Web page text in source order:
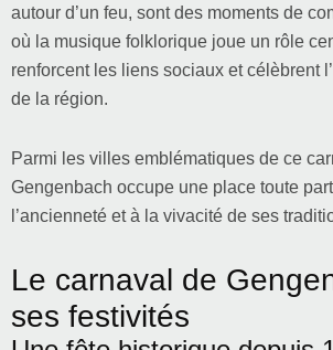
autour d’un feu, sont des moments de
où la musique folklorique joue un rôle
renforcent les liens sociaux et célèbrent
de la région.
Parmi les villes emblématiques de ce
Gengenbach occupe une place toute
l’ancienneté et à la vivacité de ses
Le carnaval de
ses festivités